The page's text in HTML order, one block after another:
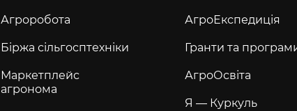
Агроробота
Біржа сільгосптехніки
Маркетплейс
агронома
АгроЕкспедиція
Гранти та
АгроОсвіта
Я — Куркуль